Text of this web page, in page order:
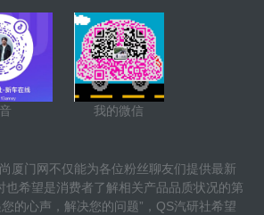
我的微信
厦门网不仅能为各位粉丝聊友们提供最新
也希望是消费者了解相关产品品质状况的第
的心声，解决您的问题”，QS汽研社希望